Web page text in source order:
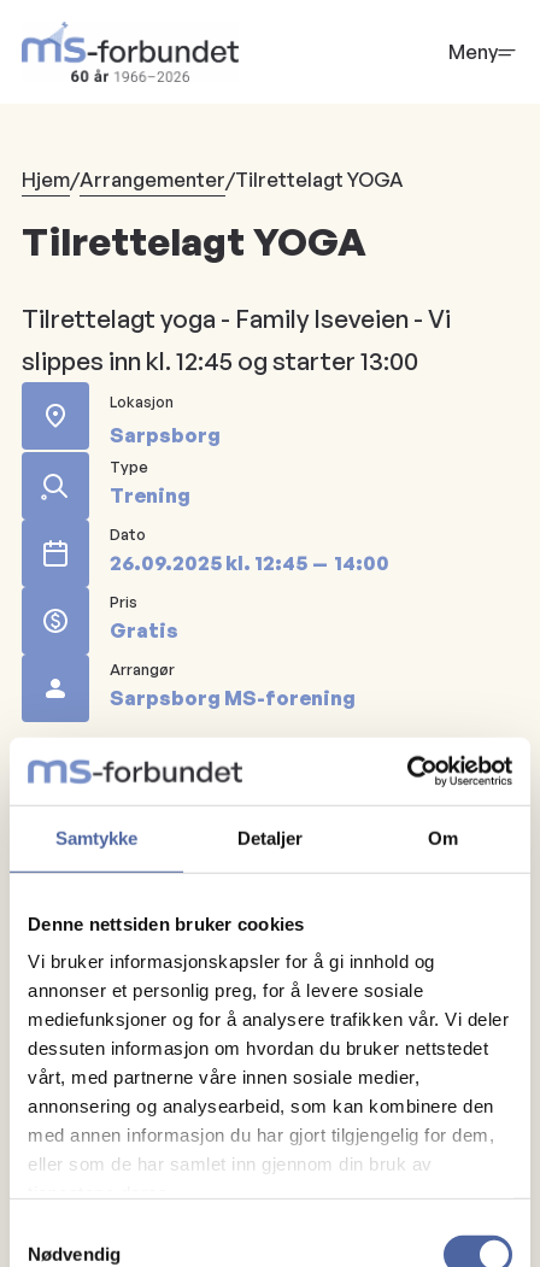
Samtykke Detaljer Om
Denne nettsiden bruker cookies
Vi bruker informasjonskapsler for å gi innhold og
annonser et personlig preg, for å levere sosiale
mediefunksjoner og for å analysere trafikken vår. Vi deler
dessuten informasjon om hvordan du bruker nettstedet
vårt, med partnerne våre innen sosiale medier,
annonsering og analysearbeid, som kan kombinere den
med annen informasjon du har gjort tilgjengelig for dem,
eller som de har samlet inn gjennom din bruk av
Nødvendig
hovedinnhold
Meny
Hjem/Arrangementer/Tilrettelagt YOGA
Tilrettelagt YOGA
Tilrettelagt yoga - Family Iseveien - Vi
slippes inn kl. 12:45 og starter 13:00
Lokasjon
Sarpsborg
Type
Trening
Dato
26.09.2025 kl. 12:45 14:00
Pris
Gratis
Arrangør
Sarpsborg MS-forening
Registrer deg
Uansett funksjonsvariasjon kan du delta. Dette er et
eget lukket arrangement for Sarpsborg MS forening.
Tusen takk til DAM stiftelsen som gjør det mulig for
at våre medlemmer får trene sammen!